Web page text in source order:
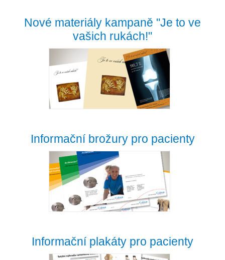
Nové materiály kampaně "Je to ve
vašich rukách!"
Informační brožury pro pacienty
Informační plakáty pro pacienty